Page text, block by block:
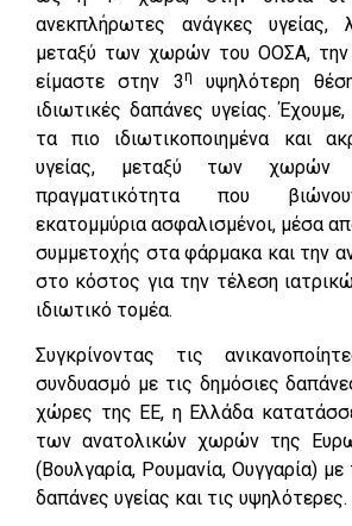
ανεκπλήρωτες ανάγκες υγείας,
μεταξύ των χωρών του ΟΟΣΑ, την
είμαστε στην 3η
υψηλότερη
ιδιωτικές δαπάνες υγείας.
τα πιο ιδιωτικοποιημένα και
υγείας, μεταξύ των χωρών
πραγματικότητα που
εκατομμύρια ασφαλισμένοι, μέσα
συμμετοχής στα φάρμακα και την
στο κόστος για την τέλεση
ιδιωτικό τομέα.
Συγκρίνοντας τις
συνδυασμό με τις δημόσιες
χώρες της ΕΕ, η Ελλάδα
των ανατολικών χωρών της
(Βουλγαρία, Ρουμανία, Ουγγαρία) με
δαπάνες υγείας και τις υψηλότερες.